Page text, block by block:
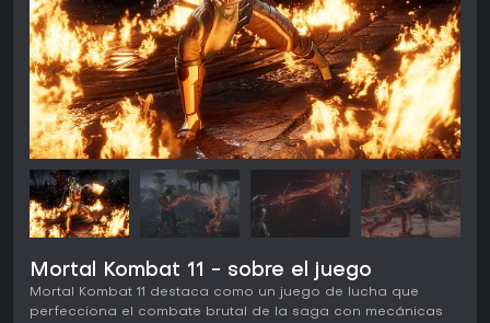
Mortal Kombat 11 - sobre el juego
Mortal Kombat 11 destaca como un juego de lucha que
perfecciona el combate brutal de la saga con mecánicas